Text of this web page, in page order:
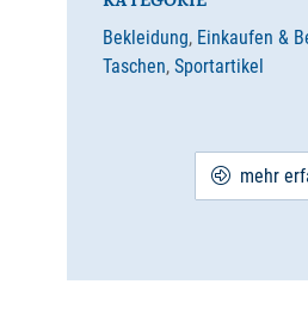
Bekleidung, Einkaufen &
Taschen, Sportartikel
mehr